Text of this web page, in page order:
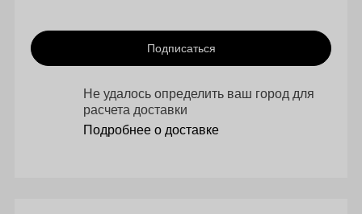
Подписаться
Не удалось определить ваш город для
расчета доставки
Подробнее о доставке